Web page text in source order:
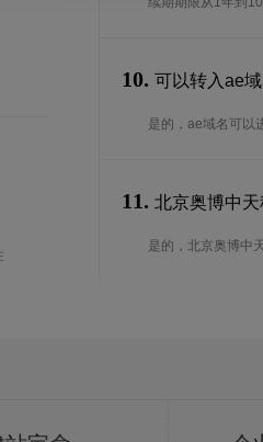
10. 可以转入ae
是的，ae域名可以
11. 北京奥博中
是的，北京奥博中